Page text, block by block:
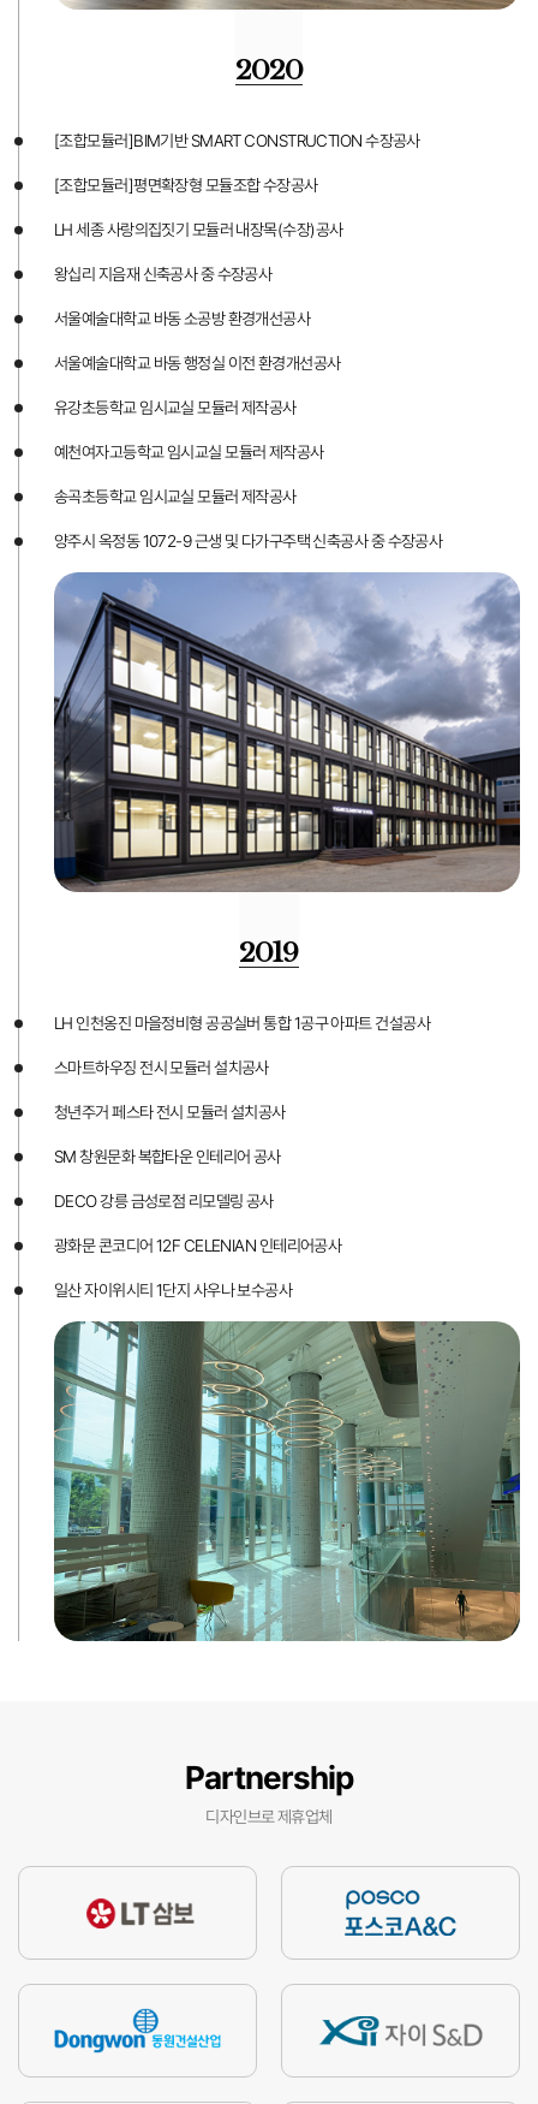
2020
[조합모듈러]BIM기반 SMART CONSTRUCTION 수장공사
[조합모듈러]평면확장형 모듈조합 수장공사
LH 세종 사랑의집짓기 모듈러 내장목(수장)공사
왕십리 지음재 신축공사 중 수장공사
서울예술대학교 바동 소공방 환경개선공사
서울예술대학교 바동 행정실 이전 환경개선공사
유강초등학교 임시교실 모듈러 제작공사
예천여자고등학교 임시교실 모듈러 제작공사
송곡초등학교 임시교실 모듈러 제작공사
양주시 옥정동 1072-9 근생 및 다가구주택 신축공사 중 수장공사
2019
LH 인천옹진 마을정비형 공공실버 통합 1공구 아파트 건설공사
스마트하우징 전시 모듈러 설치공사
청년주거 페스타 전시 모듈러 설치공사
SM 창원문화 복합타운 인테리어 공사
DECO 강릉 금성로점 리모델링 공사
광화문 콘코디어 12F CELENIAN 인테리어공사
일산 자이위시티 1단지 사우나 보수공사
Partnership
디자인브로 제휴업체